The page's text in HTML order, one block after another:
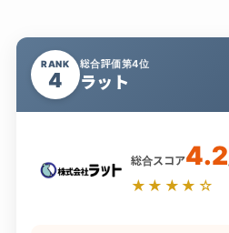
RANK
4
総合評価第4位
ラット
総合スコア4.2
★★★★☆